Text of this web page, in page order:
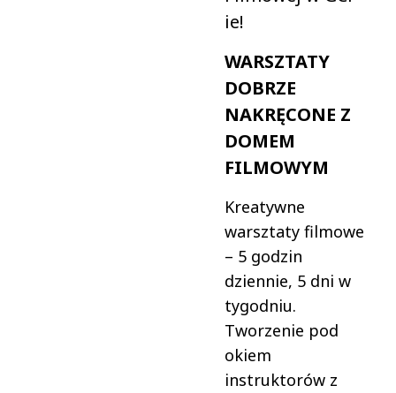
ie!
WARSZTATY
DOBRZE
NAKRĘCONE Z
DOMEM
FILMOWYM
Kreatywne
warsztaty filmowe
– 5 godzin
dziennie, 5 dni w
tygodniu.
Tworzenie pod
okiem
instruktorów z